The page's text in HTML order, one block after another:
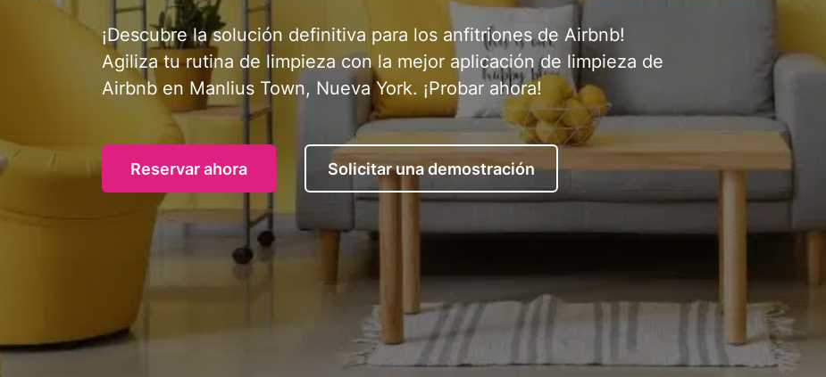
¡Descubre la solución definitiva para los anfitriones de Airbnb!
Agiliza tu rutina de limpieza con la mejor aplicación de limpieza de
Airbnb en Manlius Town, Nueva York. ¡Probar ahora!
Reservar ahora Solicitar una demostración